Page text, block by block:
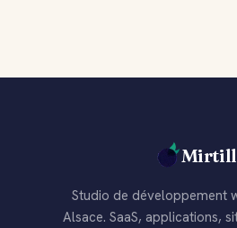
Studio de développement
Alsace. SaaS, applications,